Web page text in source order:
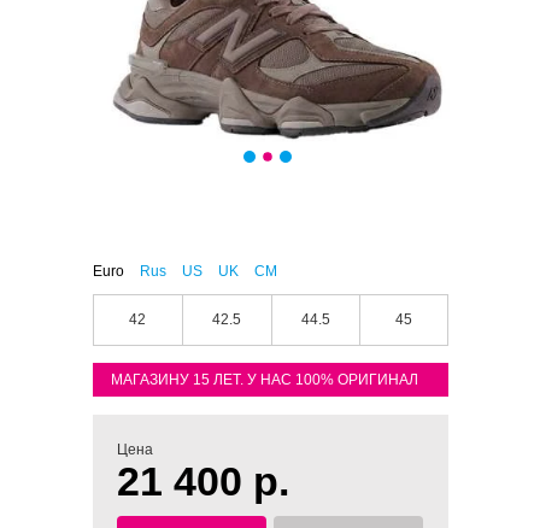
Euro Rus US UK CM
42 42.5 44.5 45
МАГАЗИНУ 15 ЛЕТ. У НАС 100% ОРИГИНАЛ
Цена
21 400 р.